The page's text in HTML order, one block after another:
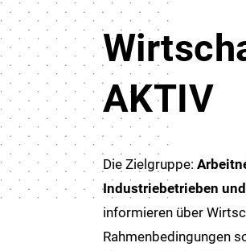
AKTIV
Die Zielgruppe:
Industriebetrieben
informieren über
Rahmenbedingungen